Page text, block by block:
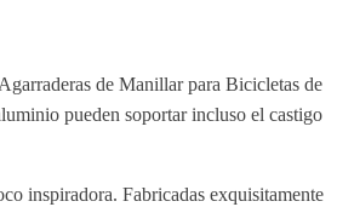
de Manillar para Bicicletas de
pueden soportar incluso el castigo
inspiradora. Fabricadas exquisitamente